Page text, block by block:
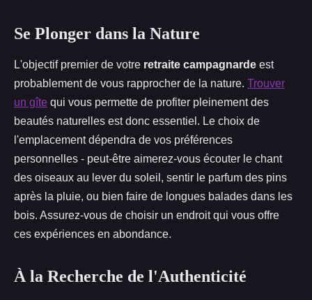
Se Plonger dans la Nature
L'objectif premier de votre retraite campagnarde est
probablement de vous rapprocher de la nature. Trouver
un gîte qui vous permette de profiter pleinement des
beautés naturelles est donc essentiel. Le choix de
l'emplacement dépendra de vos préférences
personnelles - peut-être aimerez-vous écouter le chant
des oiseaux au lever du soleil, sentir le parfum des pins
après la pluie, ou bien faire de longues balades dans les
bois. Assurez-vous de choisir un endroit qui vous offre
ces expériences en abondance.
À la Recherche de l'Authenticité